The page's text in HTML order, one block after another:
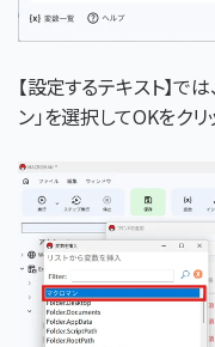
【設定するテキスト】では
ン」を選択してOKをクリ